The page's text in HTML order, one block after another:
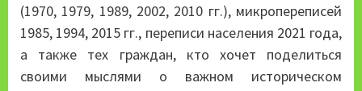
(1970, 1979, 1989, 2002, 2010 гг.), микропереписей
1985, 1994, 2015 гг., переписи населения 2021 года,
а также тех граждан, кто хочет поделиться
своими мыслями о важном историческом